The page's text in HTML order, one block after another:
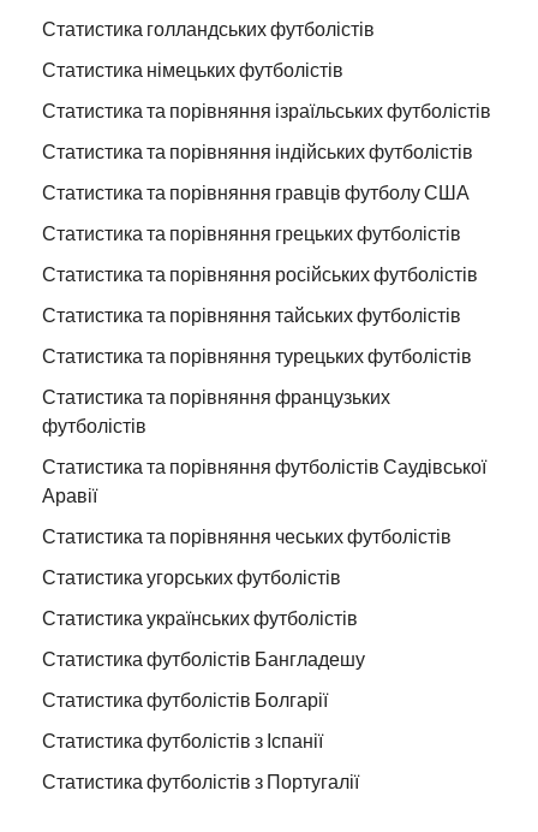
Статистика голландських футболістів
Статистика німецьких футболістів
Статистика та порівняння ізраїльських футболістів
Статистика та порівняння індійських футболістів
Статистика та порівняння гравців футболу США
Статистика та порівняння грецьких футболістів
Статистика та порівняння російських футболістів
Статистика та порівняння тайських футболістів
Статистика та порівняння турецьких футболістів
Статистика та порівняння французьких
футболістів
Статистика та порівняння футболістів Саудівської
Аравії
Статистика та порівняння чеських футболістів
Статистика угорських футболістів
Статистика українських футболістів
Статистика футболістів Бангладешу
Статистика футболістів Болгарії
Статистика футболістів з Іспанії
Статистика футболістів з Португалії